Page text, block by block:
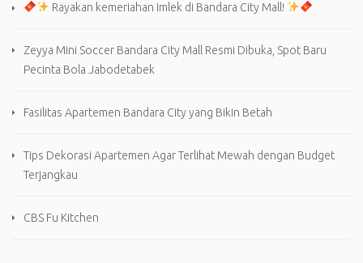
Rayakan kemeriahan Imlek di Bandara City Mall!
Zeyya Mini Soccer Bandara City Mall Resmi Dibuka, Spot Baru
Pecinta Bola Jabodetabek
Fasilitas Apartemen Bandara City yang Bikin Betah
Tips Dekorasi Apartemen Agar Terlihat Mewah dengan Budget
Terjangkau
CBS Fu Kitchen